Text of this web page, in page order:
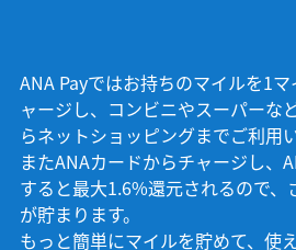
a
ANA Payではお持ちのマイルを1
ャージし、コンビニやスーパーな
らネットショッピングまでご利用
またANAカードからチャージし、
すると最大1.6%還元されるので、
が貯まります。
もっと簡単にマイルを貯めて、使